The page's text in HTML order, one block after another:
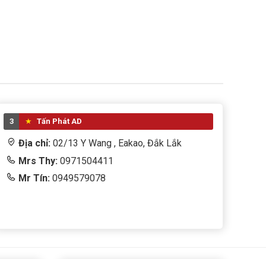
3 Tấn Phát AD
Địa chỉ:02/13 Y Wang , Eakao, Đắk Lắk
Mrs Thy: 0971504411
Mr Tín: 0949579078